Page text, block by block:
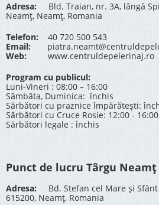
Adresa: Bld. Traian, nr. 3A, lângă
Neamț, Neamț, Romania
Telefon:40 720 500 543
Email:
Web:
www.centruldepelerinaj.ro
Program cu publicul:
Luni-Vineri : 08:00 – 16:00
Sâmbăta, Duminica: închis
Sărbători cu praznice împărătești:
Sărbători cu Cruce Rosie: 12:00 - 16:00
Sărbători legale : închis
Punct de lucru Târgu Neamț
Adresa: Bd. Stefan cel Mare și Sfânt
615200, Neamț, Romania